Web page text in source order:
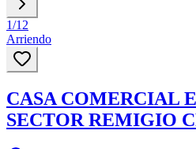
1/12
Arriendo
CASA COMERCIAL
SECTOR REMIGIO